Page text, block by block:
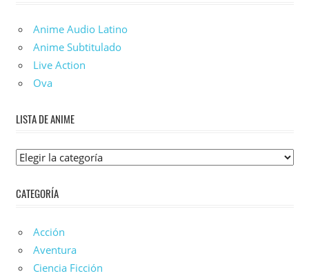
Anime Audio Latino
Anime Subtitulado
Live Action
Ova
LISTA DE ANIME
Lista
Anime
CATEGORÍA
Acción
Aventura
Ciencia Ficción